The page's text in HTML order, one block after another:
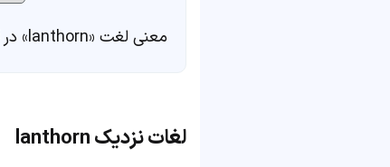
معنی لغت «lanthorn» در
لغات نزدیک lanthorn